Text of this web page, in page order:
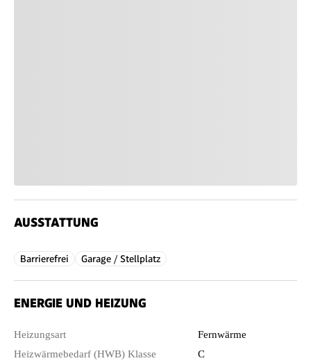
AUSSTATTUNG
Barrierefrei Garage / Stellplatz
ENERGIE UND HEIZUNG
Heizungsart
Fernwärme
Heizwärmebedarf (HWB) Klasse
C